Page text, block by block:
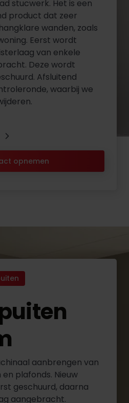
stucwerk. Het is een
product dat zeer
wanden, zoals
Eerst wordt
van enkele
Deze wordt
Afsluitend
waarbij we
opnemen
aanbrengen van
plafonds. Nieuw
geschuurd, daarna
aangebracht.